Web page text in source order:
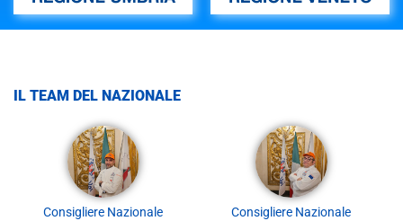
IL TEAM DEL NAZIONALE
Consigliere Nazionale Consigliere Nazionale